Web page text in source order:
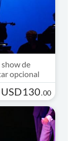
de
opcional
USD130.00